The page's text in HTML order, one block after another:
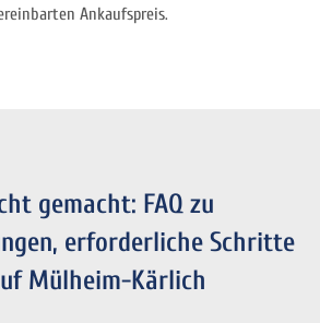
Ankaufspreis.
gemacht: FAQ zu
erforderliche Schritte
Mülheim-Kärlich